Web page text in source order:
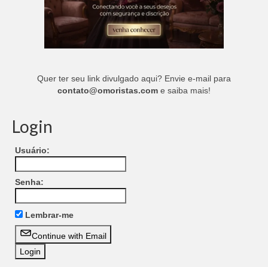
Quer ter seu link divulgado aqui? Envie e-mail para
contato@omoristas.com e saiba mais!
Login
Usuário:
Senha:
Lembrar-me
Continue with Email